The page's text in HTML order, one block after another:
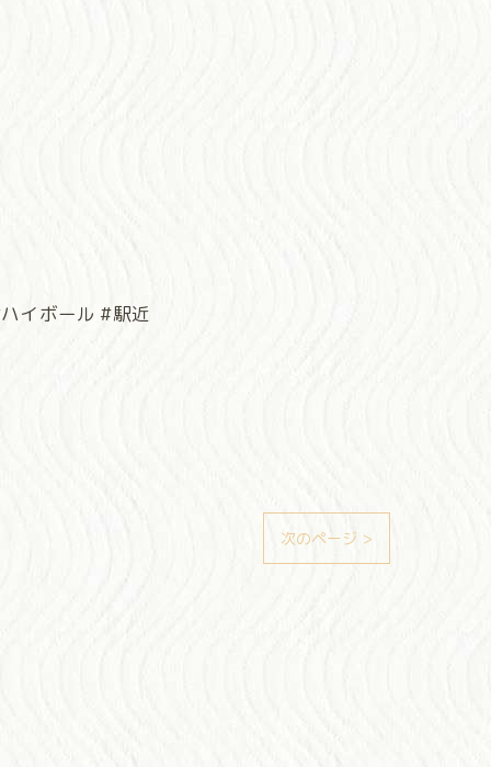
イボール #駅近
次のページ >